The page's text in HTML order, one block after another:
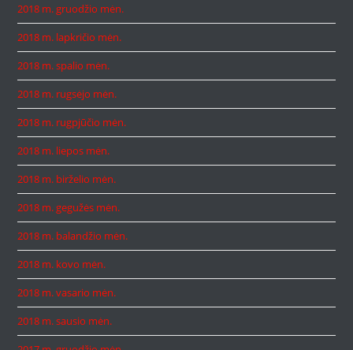
2018 m. gruodžio mėn.
2018 m. lapkričio mėn.
2018 m. spalio mėn.
2018 m. rugsėjo mėn.
2018 m. rugpjūčio mėn.
2018 m. liepos mėn.
2018 m. birželio mėn.
2018 m. gegužės mėn.
2018 m. balandžio mėn.
2018 m. kovo mėn.
2018 m. vasario mėn.
2018 m. sausio mėn.